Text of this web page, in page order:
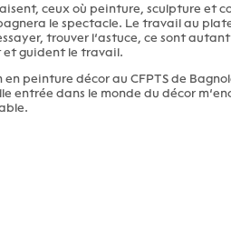
ceux où peinture, sculpture et
le spectacle. Le travail au
trouver l’astuce, ce sont
et guident le travail.
peinture décor au CFPTS de
entrée dans le monde du décor